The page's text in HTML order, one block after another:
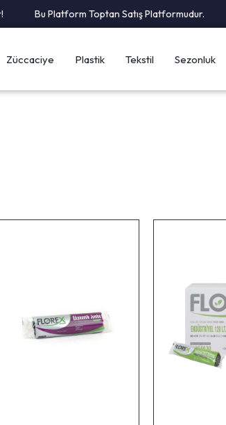
Bu Platform Toptan Satış Platformudur.
Züccaciye Plastik Tekstil Sezonluk